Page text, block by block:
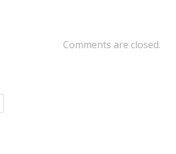
Comments are closed.